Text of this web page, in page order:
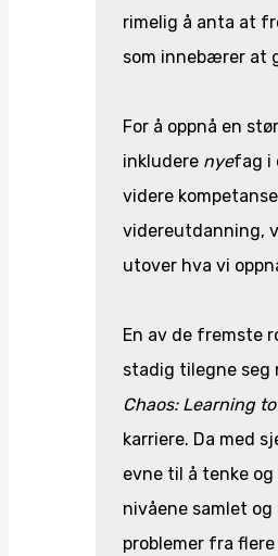
rimelig å anta at
som innebærer at
For å oppnå en
inkludere nyefag i
videre
videreutdanning,
utover hva vi
En av de fremste
stadig tilegne seg
Chaos: Learning
karriere. Da med
evne til å tenke
nivåene samlet
problemer fra